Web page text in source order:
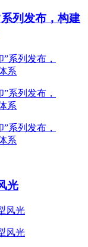
列发布，构建
光